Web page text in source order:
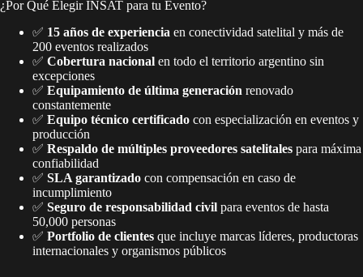
¿Por Qué Elegir INSAT para tu Evento?
✅ 15 años de experiencia en conectividad satelital y más de
200 eventos realizados
✅ Cobertura nacional en todo el territorio argentino sin
excepciones
✅ Equipamiento de última generación renovado
constantemente
✅ Equipo técnico certificado con especialización en eventos y
producción
✅ Respaldo de múltiples proveedores satelitales para máxima
confiabilidad
✅ SLA garantizado con compensación en caso de
incumplimiento
✅ Seguro de responsabilidad civil para eventos de hasta
50,000 personas
✅ Portfolio de clientes que incluye marcas líderes, productoras
internacionales y organismos públicos